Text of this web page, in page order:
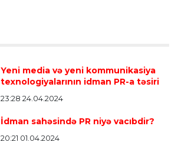
Yeni media və yeni kommunikasiya
texnologiyalarının idman PR-a təsiri
23:28 24.04.2024
İdman sahəsində PR niyə vacıbdir?
20:21 01.04.2024